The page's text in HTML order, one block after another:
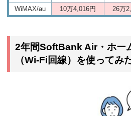
WiMAX/au
10万4,016円 26万
2年間SoftBank Air・ホー
（Wi-Fi回線）を使ってみ